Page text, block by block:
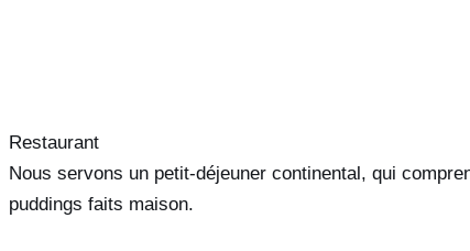
Restaurant
Nous servons un petit-déjeuner continental, qui
puddings faits maison.